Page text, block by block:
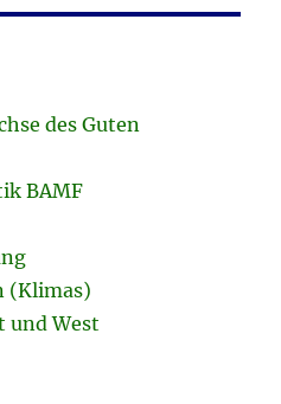
des Guten
BAMF
(Klimas)
und West